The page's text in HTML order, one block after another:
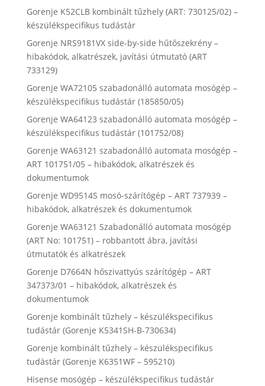
Gorenje K52CLB kombinált tűzhely (ART: 730125/02) –
készülékspecifikus tudástár
Gorenje NRS9181VX side-by-side hűtőszekrény –
hibakódok, alkatrészek, javítási útmutató (ART
733129)
Gorenje WA72105 szabadonálló automata mosógép –
készülékspecifikus tudástár (185850/05)
Gorenje WA64123 szabadonálló automata mosógép –
készülékspecifikus tudástár (101752/08)
Gorenje WA63121 szabadonálló automata mosógép –
ART 101751/05 – hibakódok, alkatrészek és
dokumentumok
Gorenje WD9514S mosó-szárítógép – ART 737939 –
hibakódok, alkatrészek és dokumentumok
Gorenje WA63121 Szabadonálló automata mosógép
(ART No: 101751) – robbantott ábra, javítási
útmutatók és alkatrészek
Gorenje D7664N hőszivattyús szárítógép – ART
347373/01 – hibakódok, alkatrészek és
dokumentumok
Gorenje kombinált tűzhely – készülékspecifikus
tudástár (Gorenje K5341SH-B-730634)
Gorenje kombinált tűzhely – készülékspecifikus
tudástár (Gorenje K6351WF – 595210)
Hisense mosógép – készülékspecifikus tudástár